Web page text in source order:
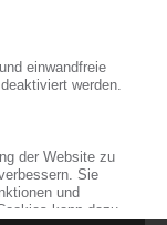
Joint Venture
und…13.07.2026